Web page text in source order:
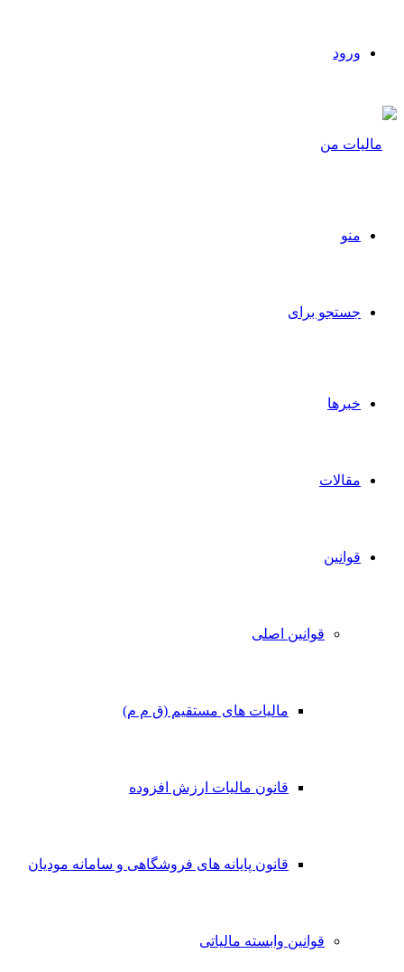
ورود
منو
جستجو برای
خبرها
مقالات
قوانین
قوانین اصلی
مالیات های مستقیم (ق م م)
قانون مالیات ارزش افزوده
قانون پایانه های فروشگاهی و سامانه مودیان
قوانین وابسته مالیاتی